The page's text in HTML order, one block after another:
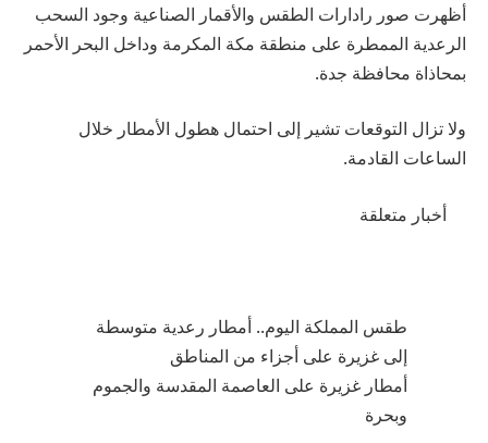
أظهرت صور رادارات الطقس والأقمار الصناعية وجود السحب
الرعدية الممطرة على منطقة مكة المكرمة وداخل البحر الأحمر
بمحاذاة محافظة جدة.
ولا تزال التوقعات تشير إلى احتمال هطول الأمطار خلال
الساعات القادمة.
أخبار متعلقة
طقس المملكة اليوم.. أمطار رعدية متوسطة
إلى غزيرة على أجزاء من المناطق
أمطار غزيرة على العاصمة المقدسة والجموم
وبحرة